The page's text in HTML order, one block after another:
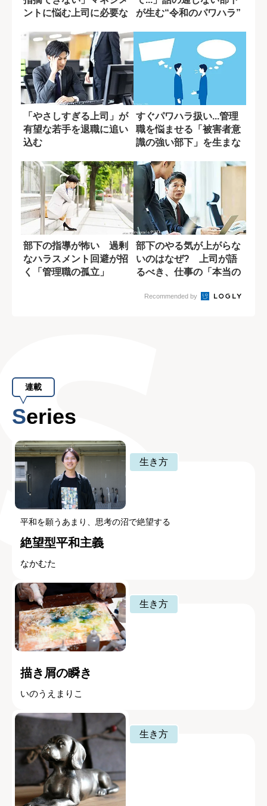
ントに悩む上司に必要な
が生む“令和のパワハラ”
「やさしすぎる上司」が
有望な若手を退職に追い
込む
すぐパワハラ扱い...管理
職を悩ませる「被害者意
識の強い部下」を生まな
部下の指導が怖い 過剰
なハラスメント回避が招
く「管理職の孤立」
部下のやる気が上がらな
いのはなぜ? 上司が語
るべき、仕事の「本当の
Recommended by
連載
Series
生き方
平和を願うあまり、思考の沼で絶望する
絶望型平和主義
なかむた
生き方
描き屑の瞬き
いのうえまりこ
生き方